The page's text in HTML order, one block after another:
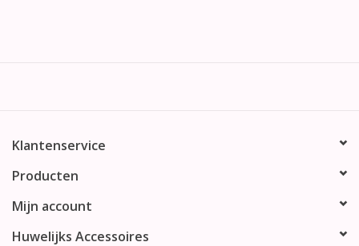
Klantenservice
Producten
Mijn account
Huwelijks Accessoires